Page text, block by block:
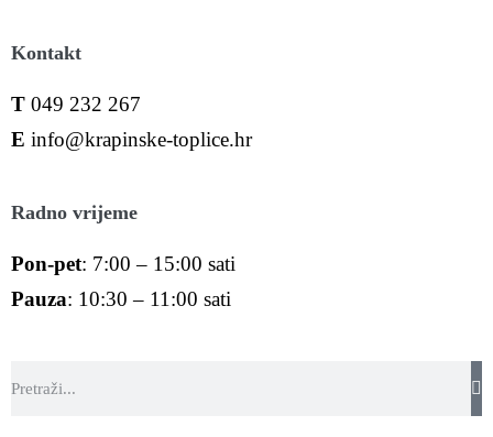
Kontakt
T 049 232 267
E info@krapinske-toplice.hr
Radno vrijeme
Pon-pet: 7:00 – 15:00 sati
Pauza: 10:30 – 11:00 sati